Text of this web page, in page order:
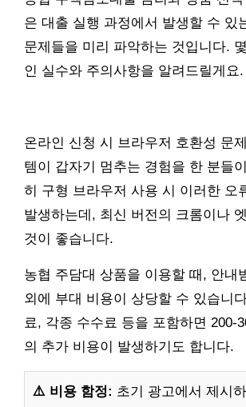
은 대출 실행 과정에서 발생할 수 있
문제들을 미리 파악하는 것입니다.
인 실수와 주의사항을 알려드릴게요.
온라인 신청 시 브라우저 호환성 문
템이 갑자기 멈추는 경험을 한 분들
히 구형 브라우저 사용 시 이러한 오
발생하는데, 최신 버전의 크롬이나
것이 좋습니다.
농협 주담대 상품을 이용할 때, 안내
외에 부대 비용이 상당할 수 있습니
료, 각종 수수료 등을 포함하면 200-
의 추가 비용이 발생하기도 합니다.
⚠️ 비용 함정: 초기 광고에서 제시